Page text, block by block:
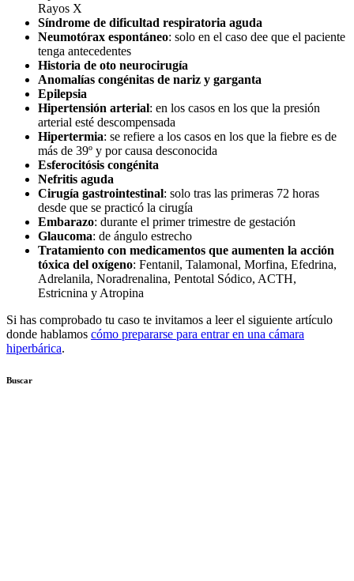
Rayos X
Síndrome de dificultad respiratoria aguda
Neumotórax espontáneo: solo en el caso dee que el paciente
tenga antecedentes
Historia de oto neurocirugía
Anomalías congénitas de nariz y garganta
Epilepsia
Hipertensión arterial: en los casos en los que la presión
arterial esté descompensada
Hipertermia: se refiere a los casos en los que la fiebre es de
más de 39º y por causa desconocida
Esferocitósis congénita
Nefritis aguda
Cirugía gastrointestinal: solo tras las primeras 72 horas
desde que se practicó la cirugía
Embarazo: durante el primer trimestre de gestación
Glaucoma: de ángulo estrecho
Tratamiento con medicamentos que aumenten la acción
tóxica del oxígeno: Fentanil, Talamonal, Morfina, Efedrina,
Adrelanila, Noradrenalina, Pentotal Sódico, ACTH,
Estricnina y Atropina
Si has comprobado tu caso te invitamos a leer el siguiente artículo
donde hablamos cómo prepararse para entrar en una cámara
hiperbárica.
Buscar